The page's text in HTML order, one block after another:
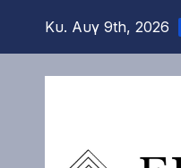
Κυ. Αυγ 9th, 2026